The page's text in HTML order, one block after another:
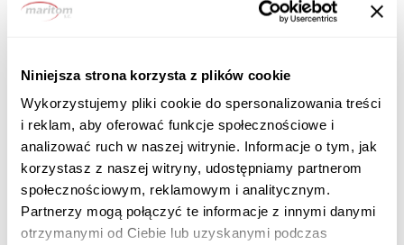
Niniejsza strona korzysta z plików cookie
Wykorzystujemy pliki cookie do spersonalizowania treści
i reklam, aby oferować funkcje społecznościowe i
analizować ruch w naszej witrynie. Informacje o tym, jak
korzystasz z naszej witryny, udostępniamy partnerom
społecznościowym, reklamowym i analitycznym.
Partnerzy mogą połączyć te informacje z innymi danymi
otrzymanymi od Ciebie lub uzyskanymi podczas
Produktbeschreibung